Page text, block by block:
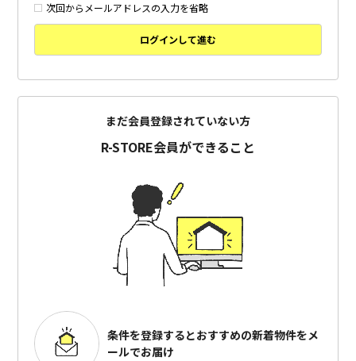
次回からメールアドレスの入力を省略
ログインして進む
まだ会員登録されていない方
R-STORE会員ができること
条件を登録するとおすすめの新着物件をメ
ールでお届け